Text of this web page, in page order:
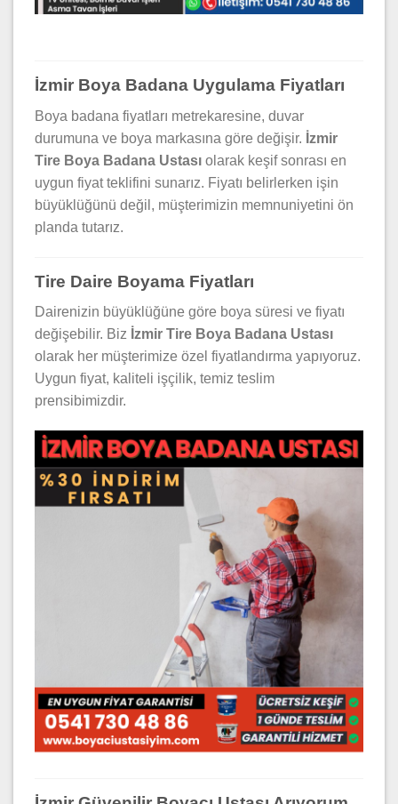
İzmir Boya Badana Uygulama Fiyatları
Boya badana fiyatları metrekaresine, duvar
durumuna ve boya markasına göre değişir. İzmir
Tire Boya Badana Ustası olarak keşif sonrası en
uygun fiyat teklifini sunarız. Fiyatı belirlerken işin
büyüklüğünü değil, müşterimizin memnuniyetini ön
planda tutarız.
Tire Daire Boyama Fiyatları
Dairenizin büyüklüğüne göre boya süresi ve fiyatı
değişebilir. Biz İzmir Tire Boya Badana Ustası
olarak her müşterimize özel fiyatlandırma yapıyoruz.
Uygun fiyat, kaliteli işçilik, temiz teslim
prensibimizdir.